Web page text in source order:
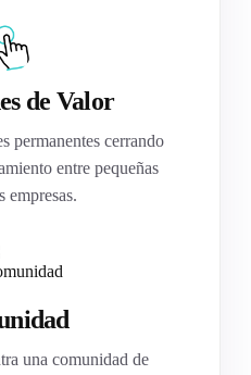
de Valor
permanentes cerrando
entre pequeñas
empresas.
una comunidad de